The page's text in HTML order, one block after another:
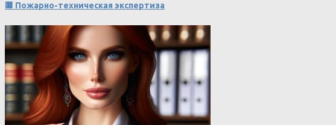
🟥 Пожарно-техническая экспертиза